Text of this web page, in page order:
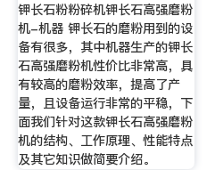
钾长石粉粉碎机钾长石高强磨粉
机-机器 钾长石的磨粉用到的设
备有很多，其中机器生产的钾长
石高强磨粉机性价比非常高，具
有较高的磨粉效率，提高了产
量，且设备运行非常的平稳，下
面我们针对这款钾长石高强磨粉
机的结构、工作原理、性能特点
及其它知识做简要介绍。